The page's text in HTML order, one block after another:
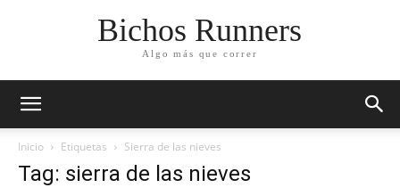
Bichos Runners
Algo más que correr
Inicio Etiquetas Sierra de las nieves
Tag: sierra de las nieves